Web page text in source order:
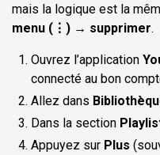
mais la logique est la
menu (⋮) → supprimer.
Ouvrez l’application
connecté au bon
Allez dans
Dans la section
Appuyez sur Plus